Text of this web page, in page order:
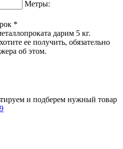
Метры:
*
дарим 5 кг.
ее получить, обязательно
об этом.
и подберем нужный товар